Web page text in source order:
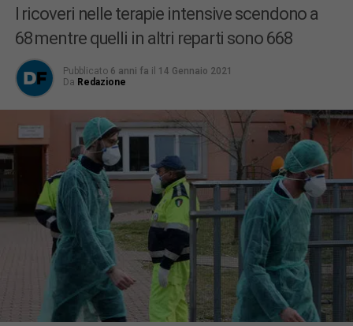
I ricoveri nelle terapie intensive scendono a
68 mentre quelli in altri reparti sono 668
Pubblicato 6 anni fa il 14 Gennaio 2021
Da Redazione